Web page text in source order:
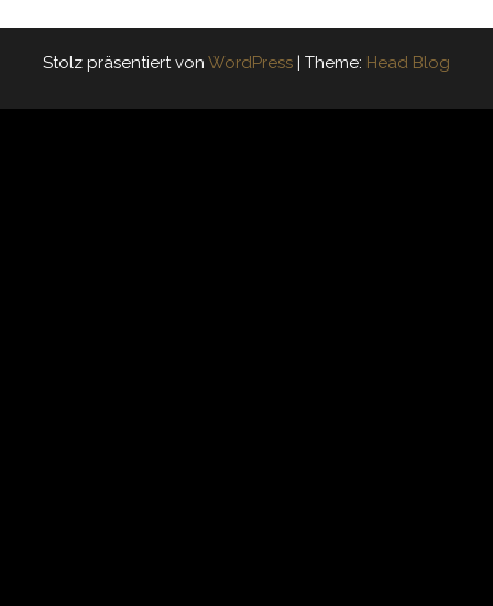
Stolz präsentiert von WordPress | Theme: Head Blog